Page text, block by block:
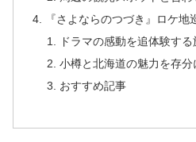
『さよならのつづき』ロケ地
ドラマの感動を追体験す
小樽と北海道の魅力を存
おすすめ記事